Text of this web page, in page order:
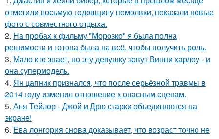
отметили восьмую годовщину помолвки, показали новые
фото с совместного отдыха.
2. На пробах к фильму "Морозко" я была полна
решимости и готова была на всё, чтобы получить роль.
3. Мало кто знает, но эту девушку зовут Винни харлоу - и
она супермодель.
4. Ян цапник признался, что после серьёзной травмы в
2014 году изменил отношение к опасным сценам.
5. Аня Тейлор - Джой и Дрю старки объединяются на
экране!
6. Ева лонгория снова доказывает, что возраст точно не